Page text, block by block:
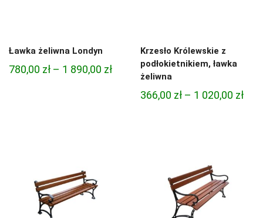
Ławka żeliwna Londyn
780,00 zł – 1 890,00 złZakres
Krzesło Królewskie z
podłokietnikiem, ławka
żeliwna
366,00 zł – 1 020,00 zł